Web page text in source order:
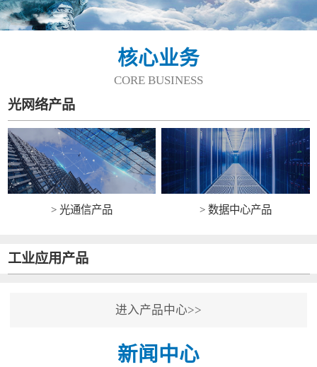
核心业务
CORE BUSINESS
光网络产品
> 光通信产品 > 数据中心产品
工业应用产品
进入产品中心>>
新闻中心